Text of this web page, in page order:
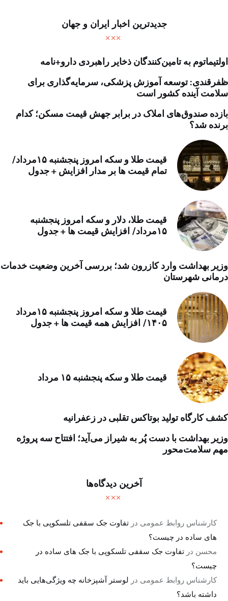
جدیدترین اخبار ایران و جهان
اولتیماتوم به تامین‌کنندگان ذخایر راهبردی دارو+نامه
ظفرقندی: توسعه آموزش پزشکی، سرمایه‌گذاری برای
سلامت آینده کشور است
بازده صندوق‌های املاک در برابر جهش قیمت مسکن؛ کدام
برنده شد؟
قیمت طلا و سکه امروز پنجشنبه ۱۵مرداد/
تمام قیمت ها بر مدار افزایش + جدول
قیمت طلا، دلار و سکه امروز پنجشنبه
۱۵مرداد/ افزایش قیمت ها + جدول
وزیر بهداشت وارد کازرون شد؛ بررسی آخرین وضعیت خدمات
درمانی شهرستان
قیمت طلا و سکه امروز پنجشنبه ۱۵مرداد
۱۴۰۵/ افزایش همه قیمت ها + جدول
قیمت طلا و سکه پنجشنبه ۱۵ مرداد
کشف کارگاه تولید بوتاکس تقلبی در زعفرانیه
وزیر بهداشت با دست پُر به شیراز می‌آید؛ افتتاح سه پروژه
مهم سلامت‌محور
آخرین دیدگاه‌ها
کارشناس روابط عمومی درتفاوت جک سقفی تلسکوپی با جک
های ساده در چیست؟
محسن درتفاوت جک سقفی تلسکوپی با جک های ساده در
چیست؟
کارشناس روابط عمومی در لوستر آشپزخانه چه ویژگی‌هایی باید
داشته باشد؟